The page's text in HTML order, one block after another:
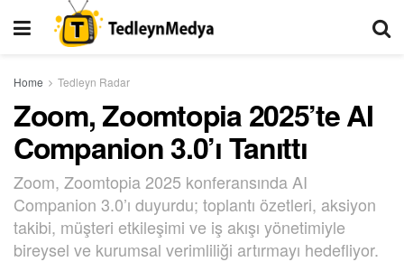
Home Tedleyn Radar
Zoom, Zoomtopia 2025’te AI
Companion 3.0’ı Tanıttı
Zoom, Zoomtopia 2025 konferansında AI
Companion 3.0’ı duyurdu; toplantı özetleri, aksiyon
takibi, müşteri etkileşimi ve iş akışı yönetimiyle
bireysel ve kurumsal verimliliği artırmayı hedefliyor.